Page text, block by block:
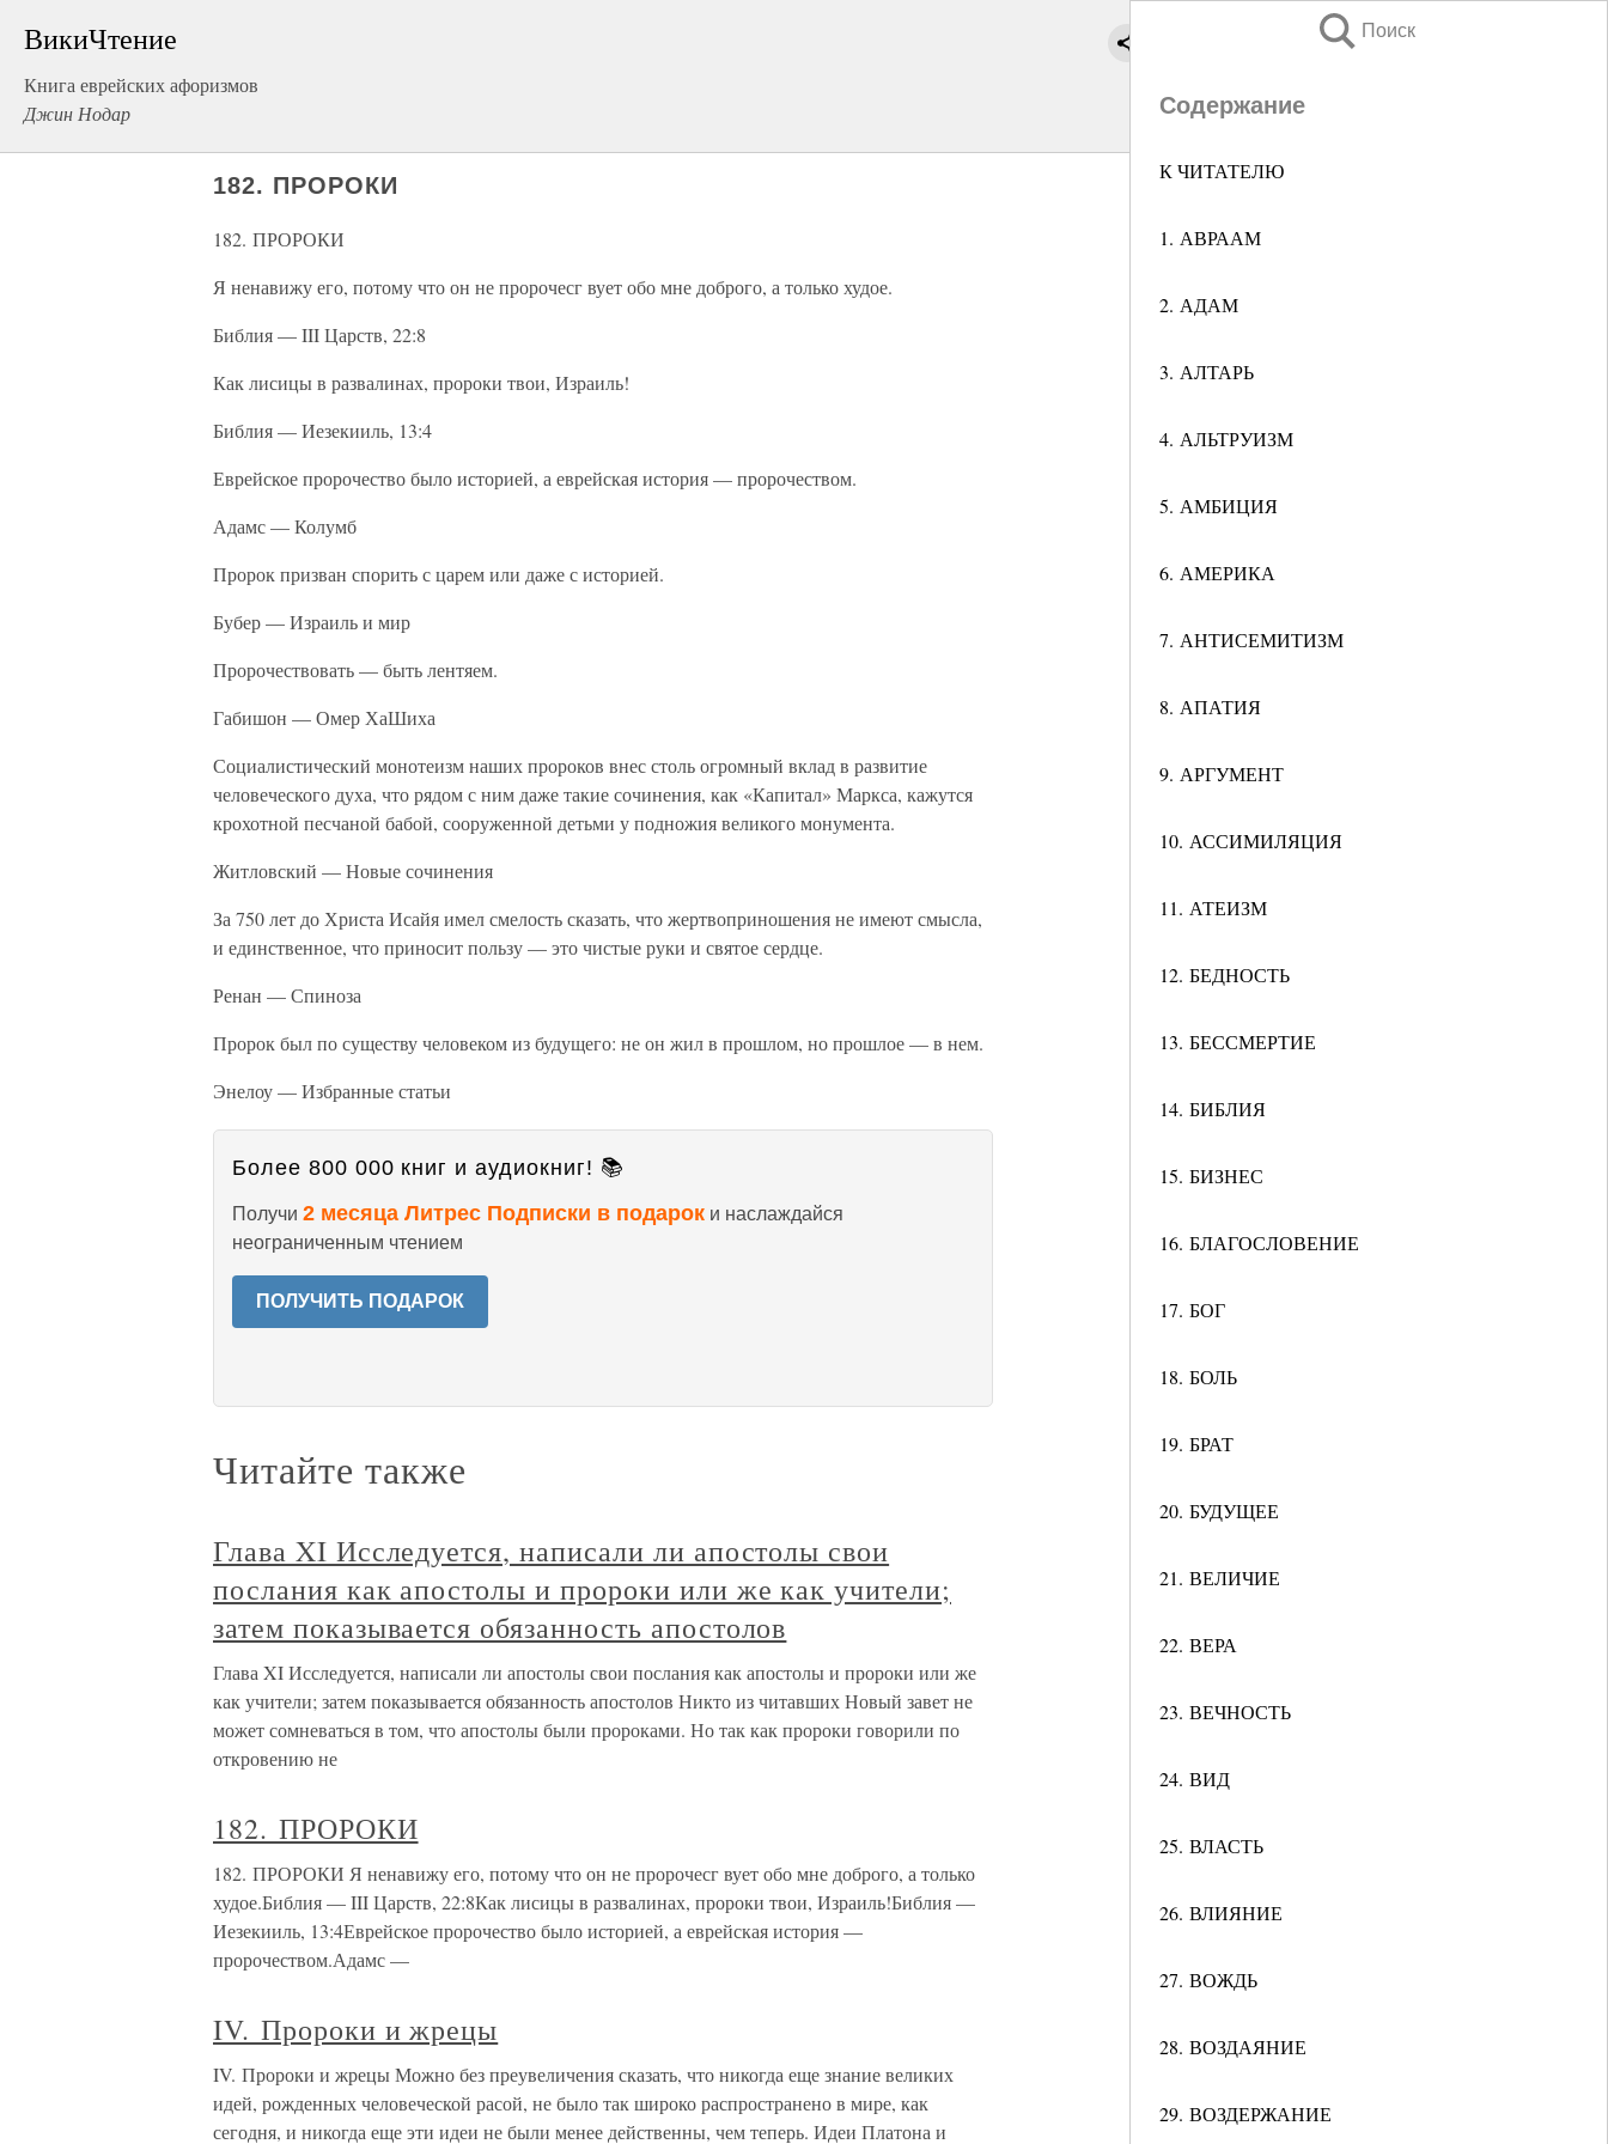
ВикиЧтение
Книга еврейских афоризмов
Джин Нодар
Поиск
Содержание
К ЧИТАТЕЛЮ
1. АВРААМ
2. АДАМ
3. АЛТАРЬ
4. АЛЬТРУИЗМ
5. АМБИЦИЯ
6. АМЕРИКА
7. АНТИСЕМИТИЗМ
8. АПАТИЯ
9. АРГУМЕНТ
10. АССИМИЛЯЦИЯ
11. АТЕИЗМ
12. БЕДНОСТЬ
13. БЕССМЕРТИЕ
14. БИБЛИЯ
15. БИЗНЕС
16. БЛАГОСЛОВЕНИЕ
17. БОГ
18. БОЛЬ
19. БРАТ
20. БУДУЩЕЕ
21. ВЕЛИЧИЕ
22. ВЕРА
23. ВЕЧНОСТЬ
24. ВИД
25. ВЛАСТЬ
26. ВЛИЯНИЕ
27. ВОЖДЬ
28. ВОЗДАЯНИЕ
29. ВОЗДЕРЖАНИЕ
182. ПРОРОКИ
182. ПРОРОКИ
Я ненавижу его, потому что он не пророчесг вует обо мне доброго, а только худое.
Библия — III Царств, 22:8
Как лисицы в развалинах, пророки твои, Израиль!
Библия — Иезекииль, 13:4
Еврейское пророчество было историей, а еврейская история — пророчеством.
Адамс — Колумб
Пророк призван спорить с царем или даже с историей.
Бубер — Израиль и мир
Пророчествовать — быть лентяем.
Габишон — Омер ХаШиха
Социалистический монотеизм наших пророков внес столь огромный вклад в развитие
человеческого духа, что рядом с ним даже такие сочинения, как «Капитал» Маркса, кажутся
крохотной песчаной бабой, сооруженной детьми у подножия великого монумента.
Житловский — Новые сочинения
За 750 лет до Христа Исайя имел смелость сказать, что жертвоприношения не имеют смысла,
и единственное, что приносит пользу — это чистые руки и святое сердце.
Ренан — Спиноза
Пророк был по существу человеком из будущего: не он жил в прошлом, но прошлое — в нем.
Энелоу — Избранные статьи
Более 800 000 книг и аудиокниг! 📚
Получи 2 месяца Литрес Подписки в подарок и наслаждайся
неограниченным чтением
ПОЛУЧИТЬ ПОДАРОК
Читайте также
Глава XI Исследуется, написали ли апостолы свои
послания как апостолы и пророки или же как учители;
затем показывается обязанность апостолов
Глава XI Исследуется, написали ли апостолы свои послания как апостолы и пророки или же
как учители; затем показывается обязанность апостолов Никто из читавших Новый завет не
может сомневаться в том, что апостолы были пророками. Но так как пророки говорили по
откровению не
182. ПРОРОКИ
182. ПРОРОКИ Я ненавижу его, потому что он не пророчесг вует обо мне доброго, а только
худое.Библия — III Царств, 22:8Как лисицы в развалинах, пророки твои, Израиль!Библия —
Иезекииль, 13:4Еврейское пророчество было историей, а еврейская история —
пророчеством.Адамс —
IV. Пророки и жрецы
IV. Пророки и жрецы Можно без преувеличения сказать, что никогда еще знание великих
идей, рожденных человеческой расой, не было так широко распространено в мире, как
сегодня, и никогда еще эти идеи не были менее действенны, чем теперь. Идеи Платона и